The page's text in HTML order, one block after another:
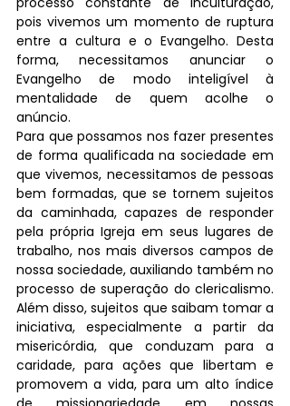
pois vivemos um momento de ruptura
entre a cultura e o Evangelho. Desta
forma, necessitamos anunciar o
Evangelho de modo inteligível à
mentalidade de quem acolhe o
anúncio.
Para que possamos nos fazer presentes
de forma qualificada na sociedade em
que vivemos, necessitamos de pessoas
bem formadas, que se tornem sujeitos
da caminhada, capazes de responder
pela própria Igreja em seus lugares de
trabalho, nos mais diversos campos de
nossa sociedade, auxiliando também no
processo de superação do clericalismo.
Além disso, sujeitos que saibam tomar a
iniciativa, especialmente a partir da
misericórdia, que conduzam para a
caridade, para ações que libertam e
promovem a vida, para um alto índice